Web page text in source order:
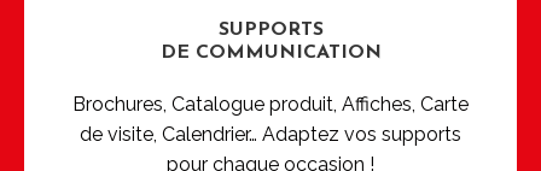
SUPPORTS
DE COMMUNICATION
Brochures, Catalogue produit, Affiches, Carte
de visite, Calendrier… Adaptez vos supports
pour chaque occasion !